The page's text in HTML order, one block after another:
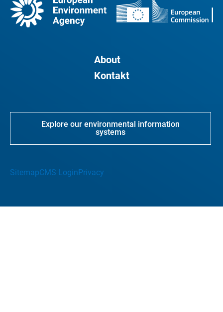
About
Kontakt
Explore our environmental information
systems
SitemapCMS LoginPrivacy